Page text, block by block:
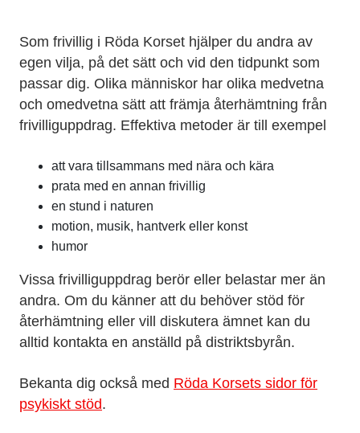
Som frivillig i Röda Korset hjälper du andra av
egen vilja, på det sätt och vid den tidpunkt som
passar dig. Olika människor har olika medvetna
och omedvetna sätt att främja återhämtning från
frivilliguppdrag. Effektiva metoder är till exempel
att vara tillsammans med nära och kära
prata med en annan frivillig
en stund i naturen
motion, musik, hantverk eller konst
humor
Vissa frivilliguppdrag berör eller belastar mer än
andra. Om du känner att du behöver stöd för
återhämtning eller vill diskutera ämnet kan du
alltid kontakta en anställd på distriktsbyrån.
Bekanta dig också med Röda Korsets sidor för
psykiskt stöd.